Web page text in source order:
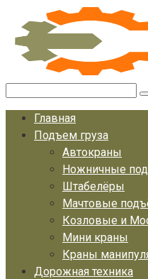
Перейти
контенту
Главная
Подъем груза
Автокраны
Ножничные
Штабелёры
Мачтовые
Козловые и
Мини краны
Краны
Дорожная техника